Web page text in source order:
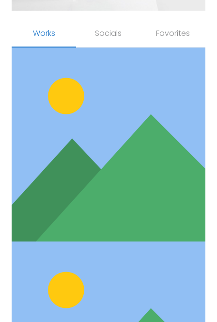
Works Socials Favorites